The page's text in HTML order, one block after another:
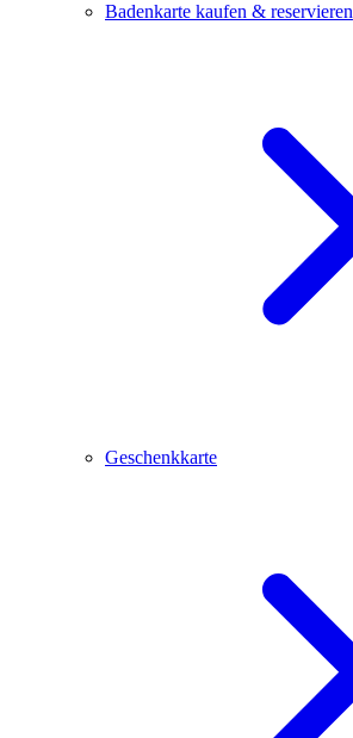
Badenkarte kaufen & reservieren
Geschenkkarte